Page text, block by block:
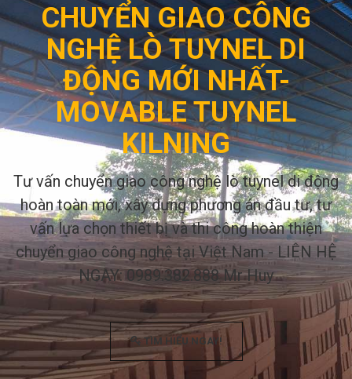
CHUYỂN GIAO CÔNG
NGHỆ LÒ TUYNEL DI
ĐỘNG MỚI NHẤT-
MOVABLE TUYNEL
KILNING
Tư vấn chuyển giao công nghệ lò tuynel di động
hoàn toàn mới, xây dựng phương án đầu tư, tư
vấn lựa chọn thiết bị và thi công hoàn thiện
chuyển giao công nghệ tại Việt Nam - LIÊN HỆ
NGAY: 0989.382.888 Mr Huy
TÌM HIỂU NGAY!